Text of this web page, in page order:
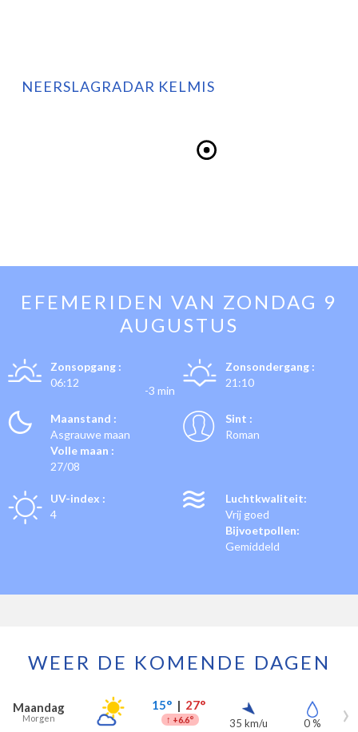
NEERSLAGRADAR KELMIS
EFEMERIDEN VAN ZONDAG 9
AUGUSTUS
Zonsopgang :
06:12
-3 min
Zonsondergang :
21:10
Maanstand :
Asgrauwe maan
Volle maan :
27/08
Sint :
Roman
UV-index :
4
Luchtkwaliteit:
Vrij goed
Bijvoetpollen:
Gemiddeld
WEER DE KOMENDE DAGEN
Weersverwachting voor Kelmis voor de komende 7 dagen
Dag Weer Temperaturen Wind Neerslag
Maandag
Morgen
15°| 27°
↑ +6.6° 35 km/u 0 %